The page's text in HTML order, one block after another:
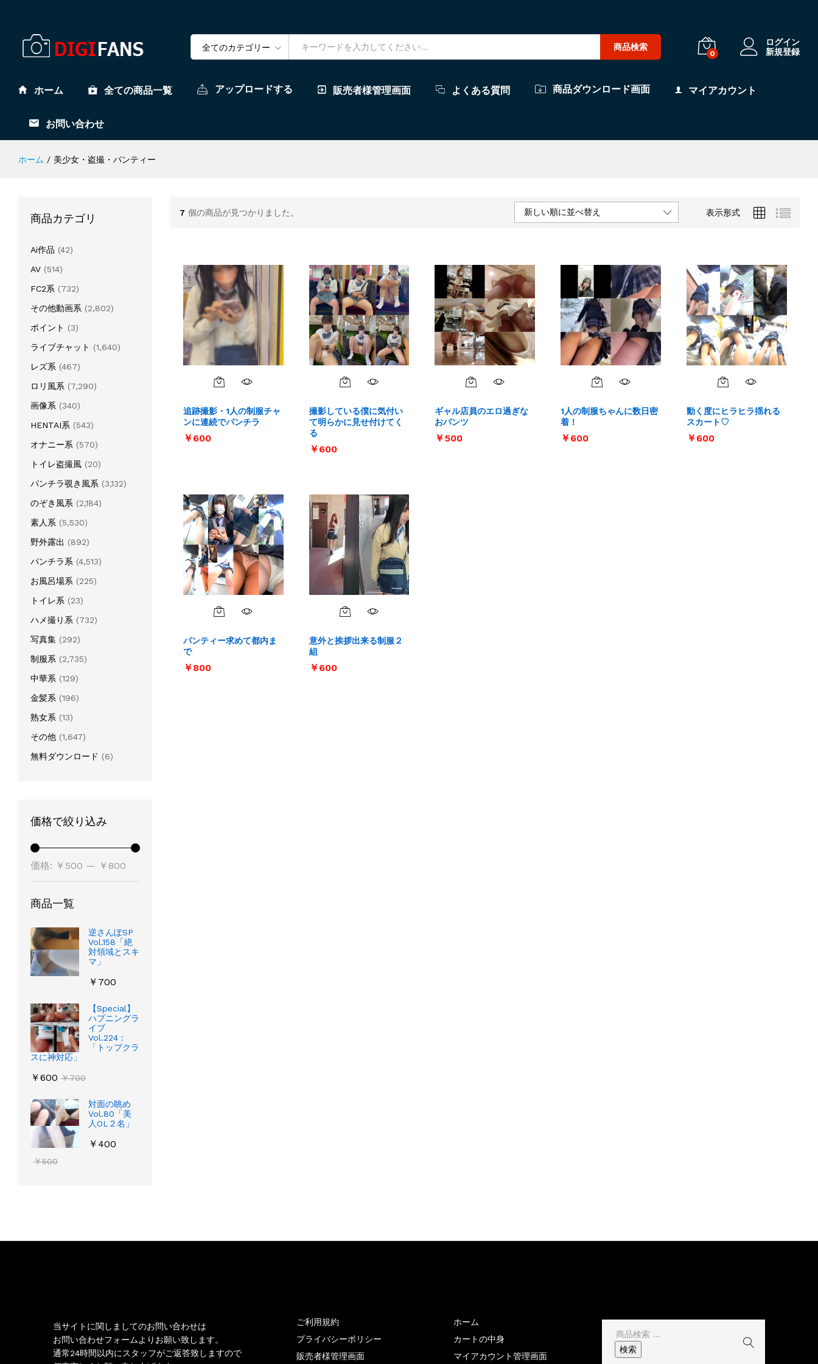
全てのカテゴリー 商品検索
0
ログイン
新規登録
ホーム 全ての商品一覧 アップロードする 販売者様管理画面 よくある質問 商品ダウンロード画面 マイアカウント
お問い合わせ
ホーム / 美少女・盗撮・パンティー
7 個の商品が見つかりました。 表示形式
新しい順に並べ替え
追跡撮影・1人の制服チャ
ンに連続でパンチラ
￥600
￥600
撮影している僕に気付い
て明らかに見せ付けてく
る
￥600
￥600
ギャル店員のエロ過ぎな
おパンツ
￥500
￥500
1人の制服ちゃんに数日密
着！
￥600
￥600
動く度にヒラヒラ揺れる
スカート♡
￥600
￥600
パンティー求めて都内ま
で
￥800
￥800
意外と挨拶出来る制服２
組
￥600
￥600
商品カテゴリ
Ai作品 (42)
AV (514)
FC2系 (732)
その他動画系 (2,802)
ポイント (3)
ライブチャット (1,640)
レズ系 (467)
ロリ風系 (7,290)
画像系 (340)
HENTAI系 (543)
オナニー系 (570)
トイレ盗撮風 (20)
パンチラ覗き風系 (3,132)
のぞき風系 (2,184)
素人系 (5,530)
野外露出 (892)
パンチラ系 (4,513)
お風呂場系 (225)
トイレ系 (23)
ハメ撮り系 (732)
写真集 (292)
制服系 (2,735)
中華系 (129)
金髪系 (196)
熟女系 (13)
その他 (1,647)
無料ダウンロード (6)
価格で絞り込み
低
高
価格: ￥500 — ￥800
商品一覧
逆さんぽSP
Vol.158「絶
対領域とスキ
マ」
￥ 700
【Special】
ハプニングラ
イブ
Vol.224：
「トップクラ
スに神対応」
￥600 ￥700
対面の眺め
Vol.80「美
人OL２名」
￥ 400
￥500
当サイトに関しましてのお問い合わせは
お問い合わせフォームよりお願い致します。
通常24時間以内にスタッフがご返答致しますので
ご利用規約
プライバシーポリシー
販売者様管理画面
ホーム
カートの中身
マイアカウント管理画面
検
索
結
検索